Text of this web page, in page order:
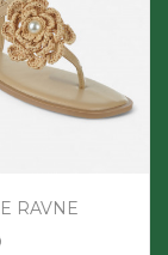
RAVNE